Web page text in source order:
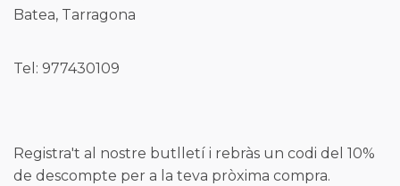
Batea, Tarragona
Tel: 977430109
Registra't al nostre butlletí i rebràs un codi del 10%
de descompte per a la teva pròxima compra.